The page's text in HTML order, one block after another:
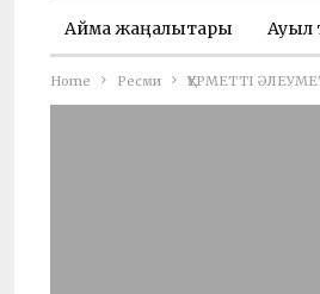
Аймақ жаңалықтары Ауыл
Home Ресми ҚҰРМЕТТІ